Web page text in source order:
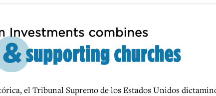
el Tribunal Supremo de los Estados Unidos